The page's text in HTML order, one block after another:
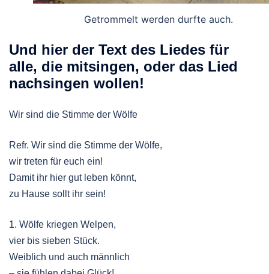
Getrommelt werden durfte auch.
Und hier der Text des Liedes für
alle, die mitsingen, oder das Lied
nachsingen wollen!
Wir sind die Stimme der Wölfe
Refr. Wir sind die Stimme der Wölfe,
wir treten für euch ein!
Damit ihr hier gut leben könnt,
zu Hause sollt ihr sein!
1. Wölfe kriegen Welpen,
vier bis sieben Stück.
Weiblich und auch männlich